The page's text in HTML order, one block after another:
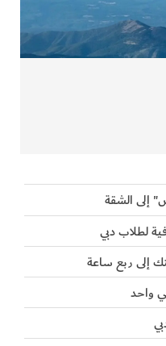
إلى الشقة
لطلاب دبي